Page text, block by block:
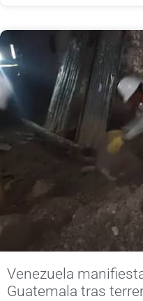
Venezuela
Guatemala tras